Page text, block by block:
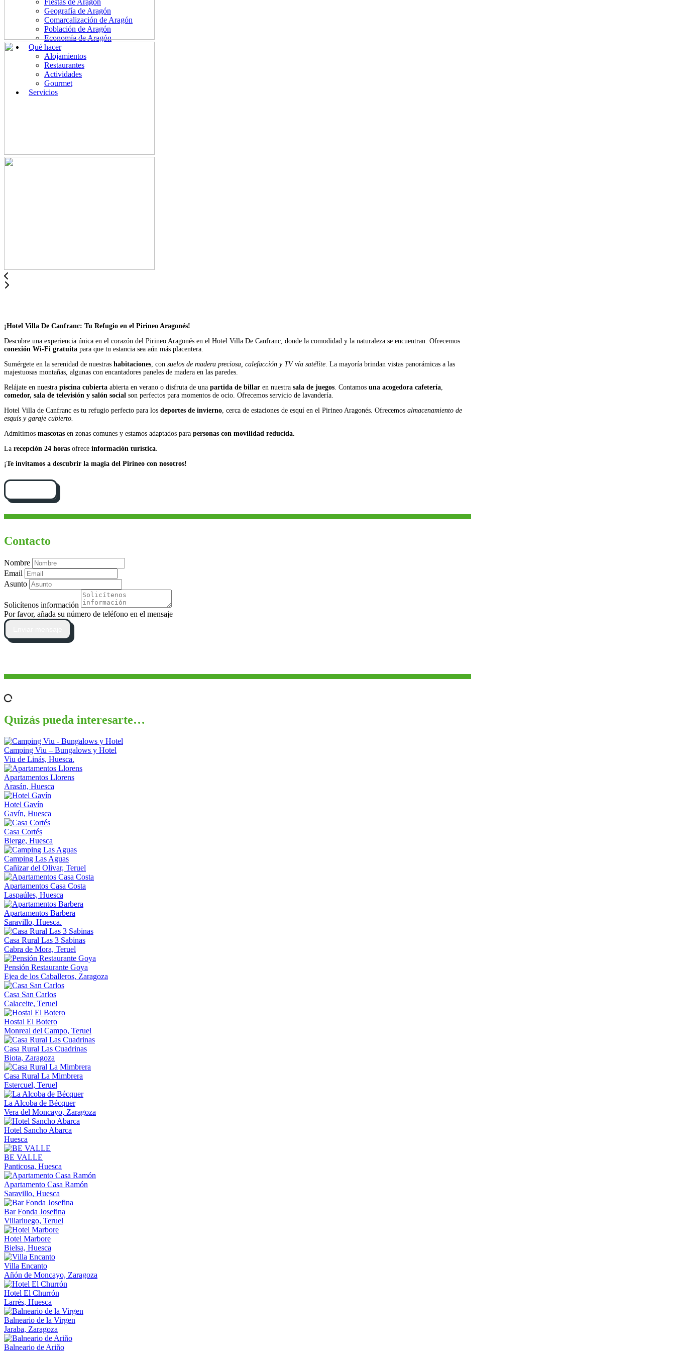
Fiestas de Aragón
Geografía de Aragón
Comarcalización de Aragón
Población de Aragón
Economía de Aragón
Qué hacer
Alojamientos
Restaurantes
Actividades
Gourmet
Servicios
¡Hotel Villa De Canfranc: Tu Refugio en el Pirineo Aragonés!
Descubre una experiencia única en el corazón del Pirineo Aragonés en el Hotel Villa De Canfranc, donde la comodidad y la naturaleza se encuentran. Ofrecemos
conexión Wi-Fi gratuita para que tu estancia sea aún más placentera.
Sumérgete en la serenidad de nuestras habitaciones , con suelos de madera preciosa, calefacción y TV vía satélite . La mayoría brindan vistas panorámicas a las
majestuosas montañas, algunas con encantadores paneles de madera en las paredes.
Relájate en nuestra piscina cubierta abierta en verano o disfruta de una partida de billar en nuestra sala de juegos . Contamos una acogedora cafetería
comedor, sala de televisión y salón social son perfectos para momentos de ocio. Ofrecemos servicio de lavandería.
Hotel Villa de Canfranc es tu refugio perfecto para los deportes de invierno , cerca de estaciones de esquí en el Pirineo Aragonés. Ofrecemos almacenamiento de
esquís y garaje cubierto.
Admitimos mascotas en zonas comunes y estamos adaptados para personas con movilidad reducida.
La recepción 24 horas ofrece información turística
¡Te invitamos a descubrir la magia del Pirineo con nosotros!
Contacto
Nombre
Email
Asunto
Solicítenos información
Por favor, añada su número de teléfono en el mensaje
Quizás pueda interesarte…
Camping Viu – Bungalows y Hotel
Viu de Linás, Huesca.
Apartamentos Llorens
Arasán, Huesca
Hotel Gavín
Gavín, Huesca
Casa Cortés
Bierge, Huesca
Camping Las Aguas
Cañizar del Olivar, Teruel
Apartamentos Casa Costa
Laspaúles, Huesca
Apartamentos Barbera
Saravillo, Huesca.
Casa Rural Las 3 Sabinas
Cabra de Mora, Teruel
Pensión Restaurante Goya
Ejea de los Caballeros, Zaragoza
Casa San Carlos
Calaceite, Teruel
Hostal El Botero
Monreal del Campo, Teruel
Casa Rural Las Cuadrinas
Biota, Zaragoza
Casa Rural La Mimbrera
Estercuel, Teruel
La Alcoba de Bécquer
Vera del Moncayo, Zaragoza
Hotel Sancho Abarca
Huesca
BE VALLE
Panticosa, Huesca
Apartamento Casa Ramón
Saravillo, Huesca
Bar Fonda Josefina
Villarluego, Teruel
Hotel Marbore
Bielsa, Huesca
Villa Encanto
Añón de Moncayo, Zaragoza
Hotel El Churrón
Larrés, Huesca
Balneario de la Virgen
Jaraba, Zaragoza
Balneario de Ariño